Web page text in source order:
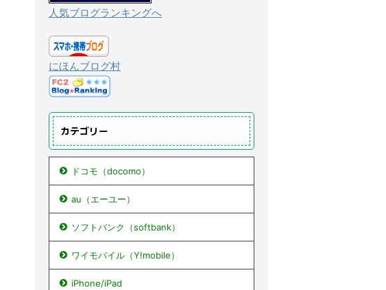
人気ブログランキングへ
にほんブログ村
カテゴリー
ドコモ（docomo）
au（エーユー）
ソフトバンク（softbank）
ワイモバイル（Y!mobile）
iPhone/iPad